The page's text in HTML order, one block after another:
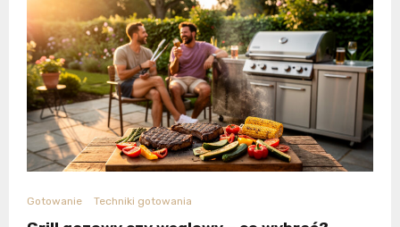
Gotowanie Techniki gotowania